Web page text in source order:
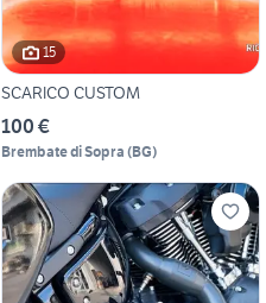
15
SCARICO CUSTOM
100 €
Brembate di Sopra (BG)